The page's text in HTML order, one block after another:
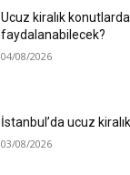
Ucuz kiralık
faydalanabilecek?
04/08/2026
İstanbul’da ucuz
03/08/2026